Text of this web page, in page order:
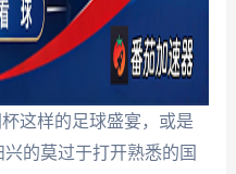
这样的足球盛宴，或是
的莫过于打开熟悉的国